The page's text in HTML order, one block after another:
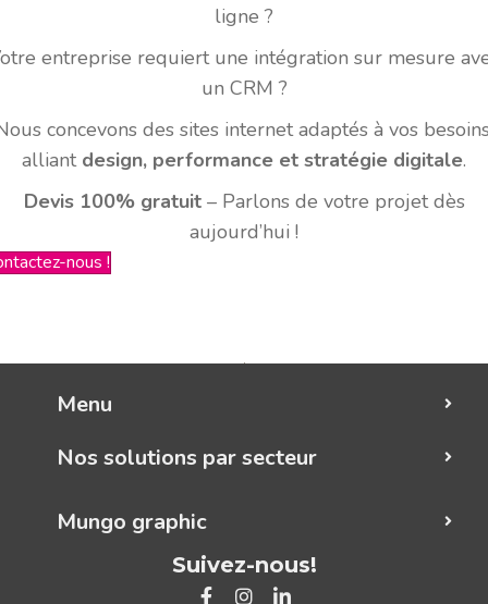
ligne ?
entreprise requiert une intégration sur mesure
un CRM ?
concevons des sites internet adaptés à vos
alliant design, performance et stratégie digitale.
Devis 100% gratuit– Parlons de votre projet dès
aujourd’hui !
nous !
Menu
Nos solutions par secteur
Mungo graphic
Suivez-nous!